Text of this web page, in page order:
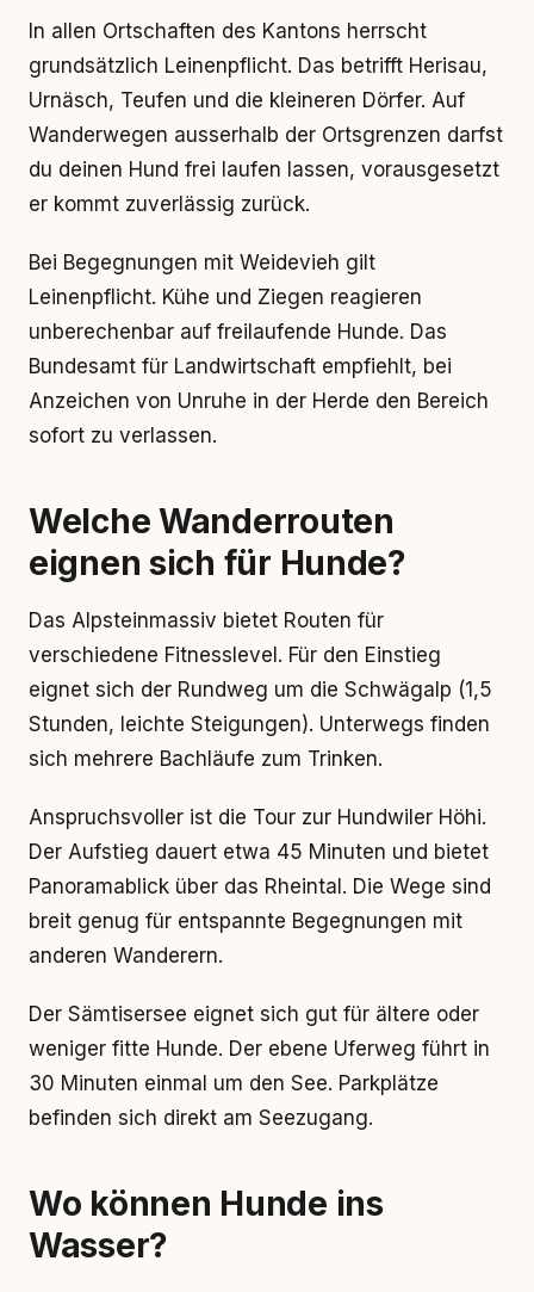
In allen Ortschaften des Kantons herrscht
grundsätzlich Leinenpflicht. Das betrifft Herisau,
Urnäsch, Teufen und die kleineren Dörfer. Auf
Wanderwegen ausserhalb der Ortsgrenzen darfst
du deinen Hund frei laufen lassen, vorausgesetzt
er kommt zuverlässig zurück.
Bei Begegnungen mit Weidevieh gilt
Leinenpflicht. Kühe und Ziegen reagieren
unberechenbar auf freilaufende Hunde. Das
Bundesamt für Landwirtschaft empfiehlt, bei
Anzeichen von Unruhe in der Herde den Bereich
sofort zu verlassen.
Welche Wanderrouten
eignen sich für Hunde?
Das Alpsteinmassiv bietet Routen für
verschiedene Fitnesslevel. Für den Einstieg
eignet sich der Rundweg um die Schwägalp (1,5
Stunden, leichte Steigungen). Unterwegs finden
sich mehrere Bachläufe zum Trinken.
Anspruchsvoller ist die Tour zur Hundwiler Höhi.
Der Aufstieg dauert etwa 45 Minuten und bietet
Panoramablick über das Rheintal. Die Wege sind
breit genug für entspannte Begegnungen mit
anderen Wanderern.
Der Sämtisersee eignet sich gut für ältere oder
weniger fitte Hunde. Der ebene Uferweg führt in
30 Minuten einmal um den See. Parkplätze
befinden sich direkt am Seezugang.
Wo können Hunde ins
Wasser?